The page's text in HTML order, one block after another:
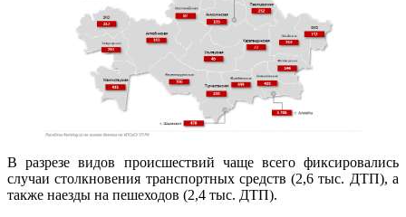
В разрезе видов происшествий чаще всего фиксировались
случаи столкновения транспортных средств (2,6 тыс. ДТП), а
также наезды на пешеходов (2,4 тыс. ДТП).